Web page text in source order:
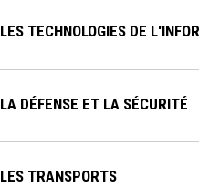
LES TECHNOLOGIES DE
LA DÉFENSE ET LA SÉCURITÉ
LES TRANSPORTS